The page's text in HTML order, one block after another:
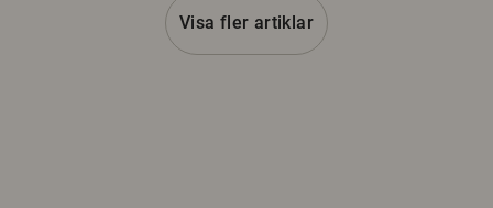
Visa fler artiklar